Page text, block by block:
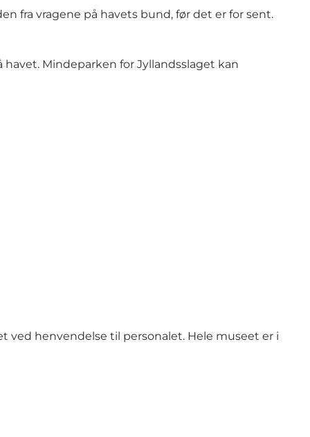
fra vragene på havets bund, før det er for sent.
havet. Mindeparken for Jyllandsslaget kan
ved henvendelse til personalet. Hele museet er i